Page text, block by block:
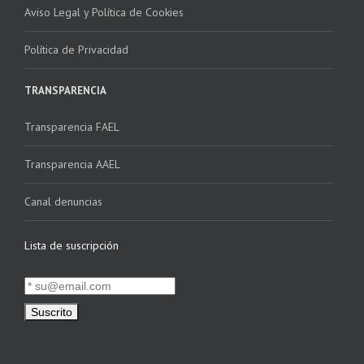
Aviso Legal y Política de Cookies
Política de Privacidad
TRANSPARENCIA
Transparencia FAEL
Transparencia AAEL
Canal denuncias
Lista de suscripción